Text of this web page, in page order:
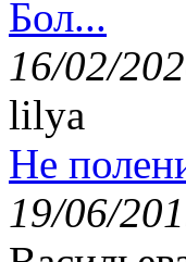
Бол...
16/02/
lilya
Не
19/06/